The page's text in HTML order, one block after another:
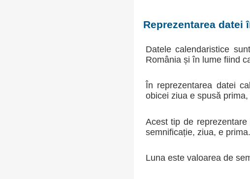
Reprezentarea datei
Datele calendaristice
România și în lume fiind
În reprezentarea datei
obicei ziua e spusă
Acest tip de
semnificație, ziua, e prima.
Luna este valoarea de